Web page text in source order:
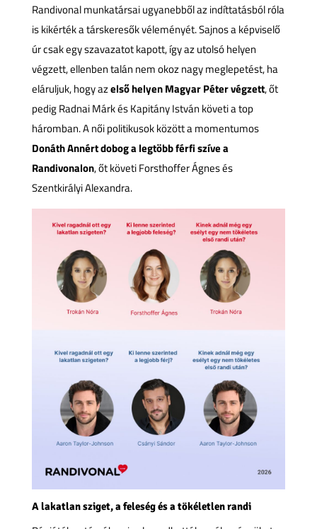
Randivonal munkatársai ugyanebből az indíttatásból róla
is kikérték a társkeresők véleményét. Sajnos a képviselő
úr csak egy szavazatot kapott, így az utolsó helyen
végzett, ellenben talán nem okoz nagy meglepetést, ha
eláruljuk, hogy azelső helyen Magyar Péter végzett, őt
pedig Radnai Márk és Kapitány István követi a top
háromban. A női politikusok között a momentumos
Donáth Annért dobog a legtöbb férfi szíve a
Randivonalon, őt követi Forsthoffer Ágnes és
Szentkirályi Alexandra.
A lakatlan sziget, a feleség és a tökéletlen randi